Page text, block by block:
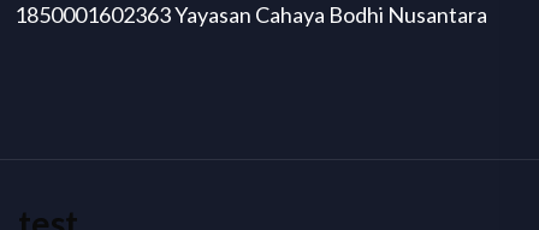
1850001602363 Yayasan Cahaya Bodhi Nusantara